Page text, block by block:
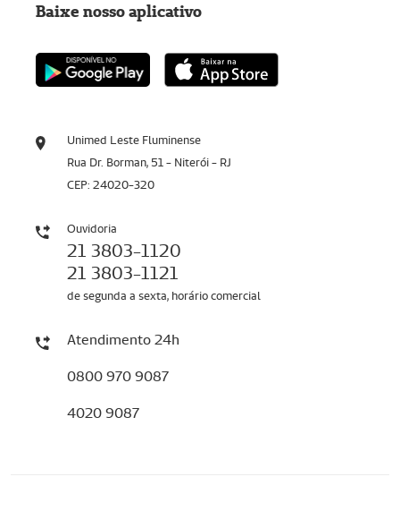
Unimed Leste Fluminense
Rua Dr. Borman, 51 - Niterói - RJ
CEP: 24020-320
Ouvidoria
21 3803-1120
21 3803-1121
de segunda a sexta, horário comercial
Atendimento 24h
0800 970 9087
4020 9087
Baixe nosso aplicativo